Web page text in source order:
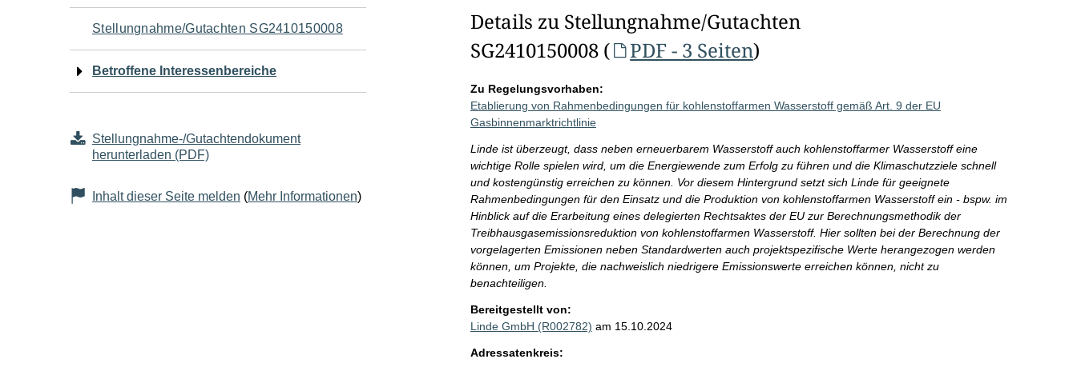
Navigation
für
Seiteninhalt
Stellungnahme/Gutachten SG2410150008
Betroffene Interessenbereiche
Stellungnahme-/Gutachtendokument
herunterladen (PDF)
Inhalt dieser Seite melden (Mehr Informationen)
Details zu Stellungnahme/Gutachten
SG2410150008 (
PDF - 3 Seiten)
Zu Regelungsvorhaben:
Etablierung von Rahmenbedingungen für kohlenstoffarmen Wasserstoff gemäß Art. 9 der EU
Gasbinnenmarktrichtlinie
Linde ist überzeugt, dass neben erneuerbarem Wasserstoff auch kohlenstoffarmer Wasserstoff eine
wichtige Rolle spielen wird, um die Energiewende zum Erfolg zu führen und die Klimaschutzziele schnell
und kostengünstig erreichen zu können. Vor diesem Hintergrund setzt sich Linde für geeignete
Rahmenbedingungen für den Einsatz und die Produktion von kohlenstoffarmen Wasserstoff ein - bspw. im
Hinblick auf die Erarbeitung eines delegierten Rechtsaktes der EU zur Berechnungsmethodik der
Treibhausgasemissionsreduktion von kohlenstoffarmen Wasserstoff. Hier sollten bei der Berechnung der
vorgelagerten Emissionen neben Standardwerten auch projektspezifische Werte herangezogen werden
können, um Projekte, die nachweislich niedrigere Emissionswerte erreichen können, nicht zu
benachteiligen.
Bereitgestellt von:
Linde GmbH (R002782) am 15.10.2024
Adressatenkreis: